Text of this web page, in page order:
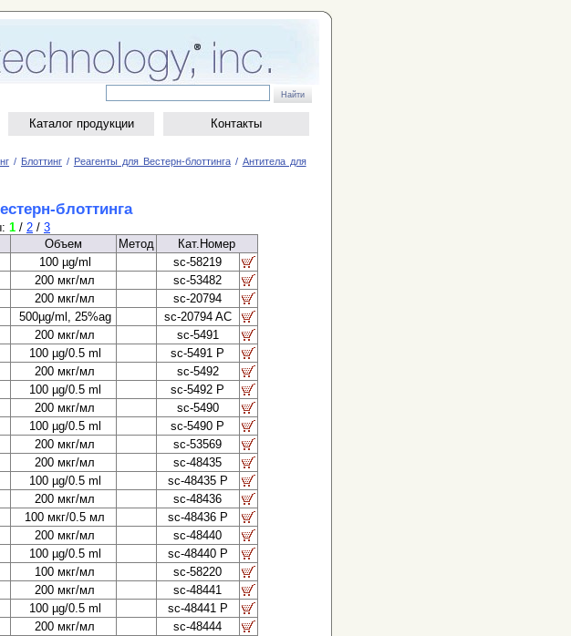
Каталог продукции Контакты
/ Блоттинг/ Реагенты для Вестерн-блоттинга/ Антитела для
блоттинга
1 / 2 / 3
Объем Метод
Кат.Номер
100 µg/ml
sc-58219
200 мкг/мл
sc-53482
200 мкг/мл
sc-20794
500µg/ml, 25%ag
sc-20794 AC
200 мкг/мл
sc-5491
100 µg/0.5 ml
sc-5491 P
200 мкг/мл
sc-5492
100 µg/0.5 ml
sc-5492 P
200 мкг/мл
sc-5490
100 µg/0.5 ml
sc-5490 P
200 мкг/мл
sc-53569
200 мкг/мл
sc-48435
100 µg/0.5 ml
sc-48435 P
200 мкг/мл
sc-48436
100 мкг/0.5 мл
sc-48436 P
200 мкг/мл
sc-48440
100 µg/0.5 ml
sc-48440 P
100 мкг/мл
sc-58220
200 мкг/мл
sc-48441
100 µg/0.5 ml
sc-48441 P
200 мкг/мл
sc-48444